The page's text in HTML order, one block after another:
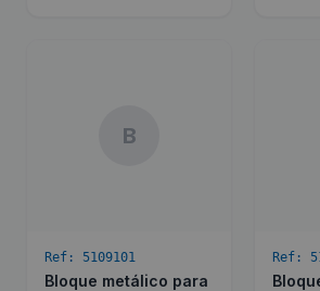
B
Ref: 5109101
Bloque metálico para
Ref: